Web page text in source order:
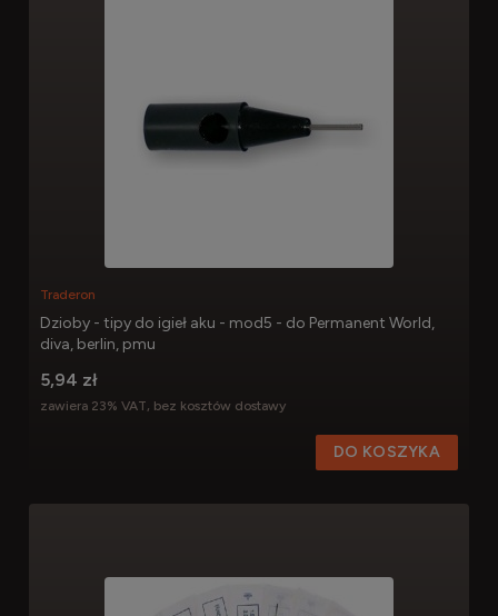
Dzioby - tipy do igieł aku - mod5 - do Permanent World,
diva, berlin, pmu
Traderon
5,94 zł
zawiera 23% VAT, bez kosztów dostawy
DO KOSZYKA